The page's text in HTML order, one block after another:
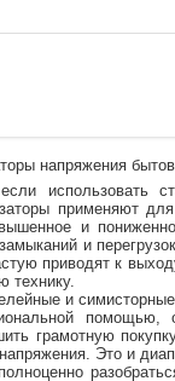
напряжения
применяют
и
и
приводят к
технику.
и
помощью,
грамотную
Это и